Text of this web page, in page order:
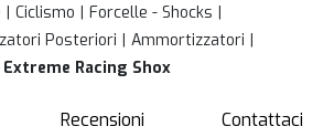
Ciclismo
Forcelle - Shocks
Posteriori
Ammortizzatori
Extreme Racing Shox
Recensioni Contattaci